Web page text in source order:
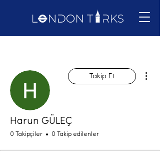
Takip Et
Harun GÜLEÇ
0 Takipçiler 0 Takip edilenler